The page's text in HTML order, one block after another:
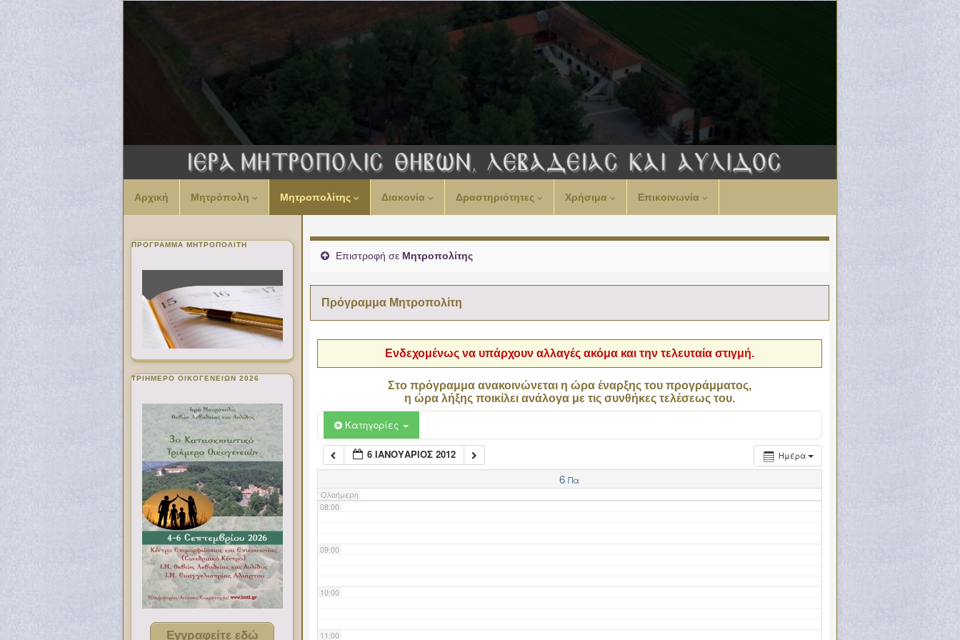
Αρχική Μητρόπολη Μητροπολίτης Διακονία Δραστηριότητες Χρήσιμα Επικοινωνία
Επιστροφή σε Μητροπολίτης
Πρόγραμμα Μητροπολίτη
Ενδεχομένως να υπάρχουν αλλαγές ακόμα και την τελευταία στιγμή.
Στο πρόγραμμα ανακοινώνεται η ώρα έναρξης του προγράμματος,
η ώρα λήξης ποικίλει ανάλογα με τις συνθήκες τελέσεως του.
Κατηγορίες
Ημέρα
6 ΙΑΝΟΥΆΡΙΟΣ 2012
6 Πα
Ολοήμερη
00:00
02:00
06:00
07:00
08:00
09:00
10:00
11:00
ΠΡΌΓΡΑΜΜΑ ΜΗΤΡΟΠΟΛΊΤΗ
ΤΡΙΗΜΕΡΟ ΟΙΚΟΓΕΝΕΙΩΝ 2026
Εγγραφείτε εδώ